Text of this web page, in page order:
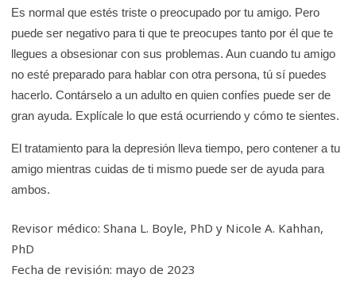
Es normal que estés triste o preocupado por tu amigo. Pero
puede ser negativo para ti que te preocupes tanto por él que te
llegues a obsesionar con sus problemas. Aun cuando tu amigo
no esté preparado para hablar con otra persona, tú sí puedes
hacerlo. Contárselo a un adulto en quien confíes puede ser de
gran ayuda. Explícale lo que está ocurriendo y cómo te sientes.
El tratamiento para la depresión lleva tiempo, pero contener a tu
amigo mientras cuidas de ti mismo puede ser de ayuda para
ambos.
Revisor médico: Shana L. Boyle, PhD y Nicole A. Kahhan,
PhD
Fecha de revisión: mayo de 2023